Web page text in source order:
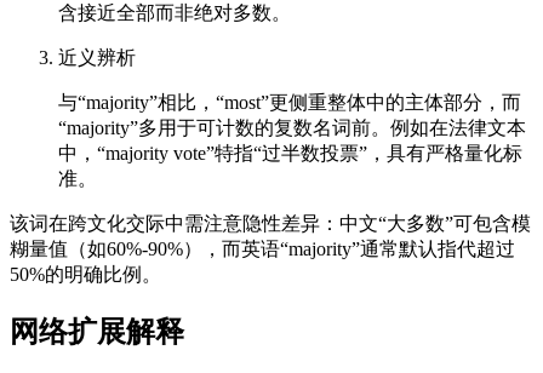
含接近全部而非绝对多数。
近义辨析
与“majority”相比，“most”更侧重整体中的主体部分，而
“majority”多用于可计数的复数名词前。例如在法律文本
中，“majority vote”特指“过半数投票”，具有严格量化标
准。
该词在跨文化交际中需注意隐性差异：中文“大多数”可包含模
糊量值（如60%-90%），而英语“majority”通常默认指代超过
50%的明确比例。
网络扩展解释